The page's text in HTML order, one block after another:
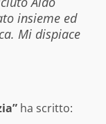
insieme ed
Mi dispiace
ha scritto: